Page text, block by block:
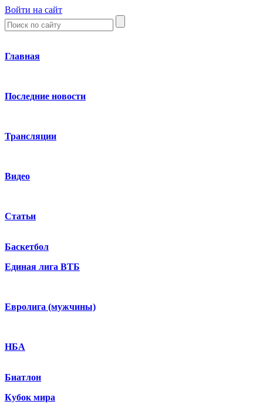
Войти на сайт
Главная
Последние новости
Трансляции
Видео
Статьи
Баскетбол
Единая лига ВТБ
Евролига (мужчины)
НБА
Биатлон
Кубок мира